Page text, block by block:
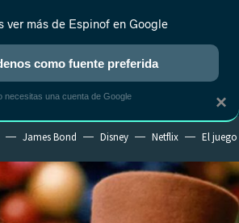
REALITY ANIME RANKINGS CINE
James Bond Disney Netflix El
×
ver más de Espinof en Google
como fuente preferida
necesitas una cuenta de Google